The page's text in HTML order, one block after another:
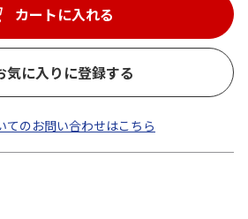
カートに入れる
気に入りに登録する
てのお問い合わせはこちら